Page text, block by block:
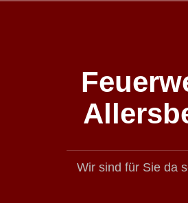
Wir sind für Sie da